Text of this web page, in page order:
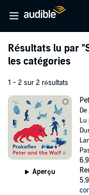
Résultats lu par
les catégories
1 - 2 sur 2 résultats
Aperçu
De
Lu